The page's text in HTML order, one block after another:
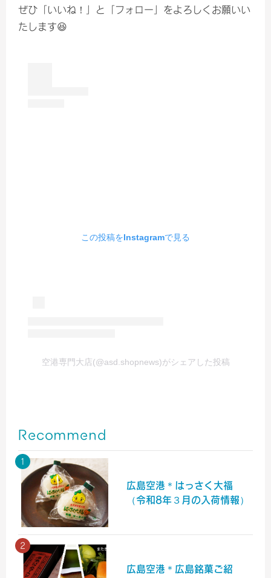
ぜひ「いいね！」と「フォロー」をよろしくお願いい
たします😆
この投稿をInstagramで見る
空港専門大店(@asd.shopnews)がシェアした投稿
Recommend
広島空港＊はっさく大福
（令和8年３月の入荷情報）
広島空港＊広島銘菓ご紹